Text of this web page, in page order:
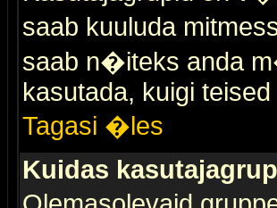
saab kuuluda
saab n�iteks anda
kasutada, kuigi
Tagasi �les
Kuidas